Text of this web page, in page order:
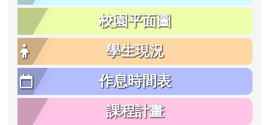
校園平面圖
學生現況
作息時間表
課程計畫